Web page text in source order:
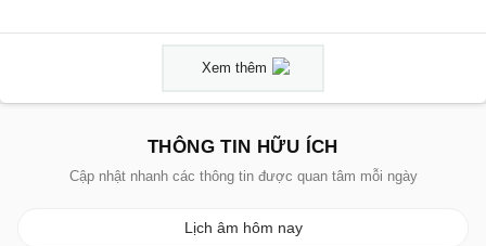
Xem thêm
THÔNG TIN HỮU ÍCH
Cập nhật nhanh các thông tin được quan tâm mỗi ngày
Lịch âm hôm nay